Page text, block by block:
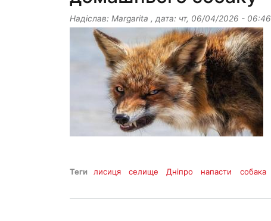
Надіслав: Margarita , дата: чт, 06/04/2026 - 06:46
Теги лисиця селище Дніпро напасти собака